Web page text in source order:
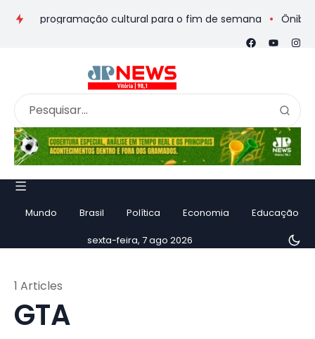
e programação cultural para o fim de semana Ônibus de
Mundo Brasil Política Economia Educação
sexta-feira, 7 ago 2026
GTA
1 Articles